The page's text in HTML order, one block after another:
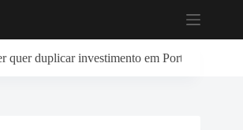
quer duplicar investimento em Portugal